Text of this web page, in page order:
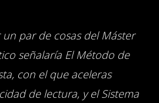
par de cosas del Máster
señalaría El Método de
con el que aceleras
de lectura, y el Sistema